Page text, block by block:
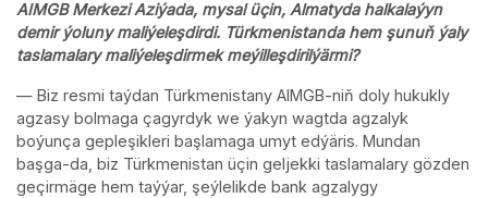
AIMGB Merkezi Aziýada, mysal üçin, Almatyda halkalaýyn
demir ýoluny maliýeleşdirdi. Türkmenistanda hem şunuň ýaly
taslamalary maliýeleşdirmek meýilleşdirilýärmi?
— Biz resmi taýdan Türkmenistany AIMGB-niň doly hukukly
agzasy bolmaga çagyrdyk we ýakyn wagtda agzalyk
boýunça gepleşikleri başlamaga umyt edýäris. Mundan
başga-da, biz Türkmenistan üçin geljekki taslamalary gözden
geçirmäge hem taýýar, şeýlelikde bank agzalygy